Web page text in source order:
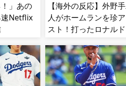
」あの
速Netflix
【海外の反応】外野
人がホームランを珍
スト！打ったロナルド
【MLB】